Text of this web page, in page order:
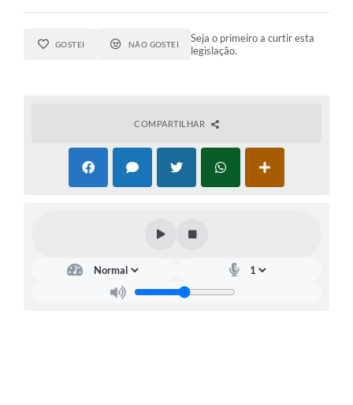
GOSTEI NÃO GOSTEI
Seja o primeiro a curtir esta
legislação.
COMPARTILHAR